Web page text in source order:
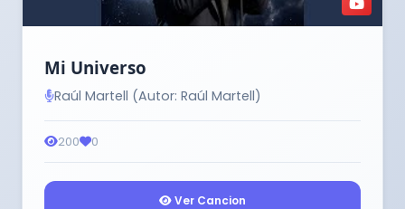
Mi Universo
Raúl Martell (Autor: Raúl Martell)
200 0
Ver Cancion